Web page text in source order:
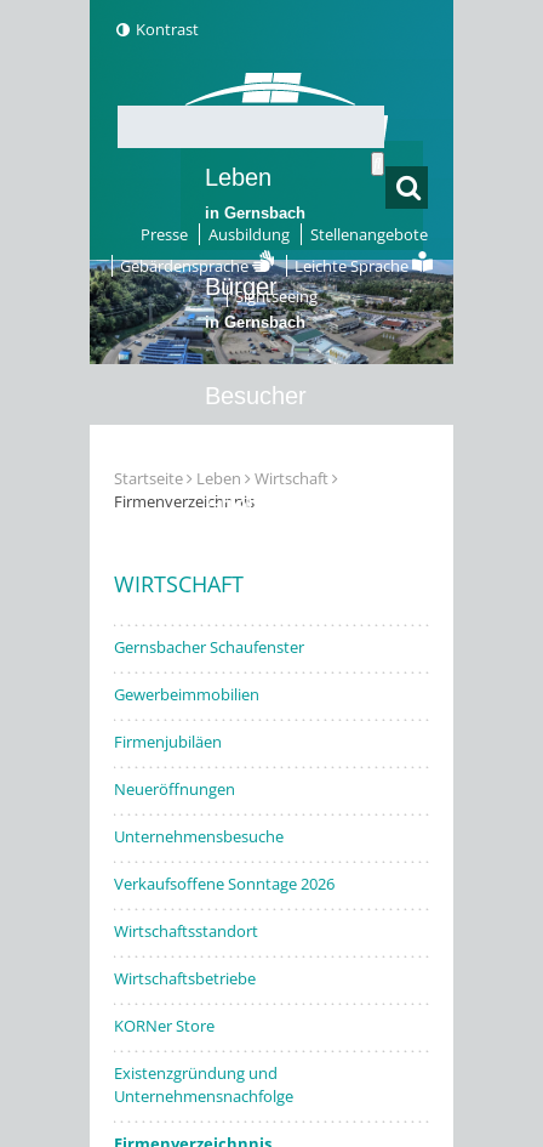
Kontrast
Presse Ausbildung
Stellenangebote
Gebärdensprache
Leichte Sprache
Sightseeing
Leben
in Gernsbach
Bürger
in Gernsbach
Besucher
Erleben
Startseite Leben
Wirtschaft
Firmenverzeichnnis
WIRTSCHAFT
Gernsbacher Schaufenster
Gewerbeimmobilien
Firmenjubiläen
Neueröffnungen
Unternehmensbesuche
Verkaufsoffene Sonntage 2026
Wirtschaftsstandort
Wirtschaftsbetriebe
KORNer Store
Existenzgründung und
Unternehmensnachfolge